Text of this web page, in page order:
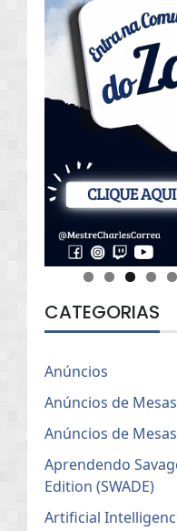
CATEGORIAS
Anúncios
Anúncios de
Anúncios de
Aprendendo
Edition (SWADE)
Artificial